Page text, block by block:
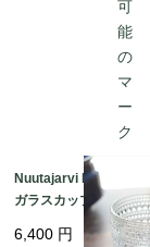
Nuutajarvi Kastehelmi
ガラスカップ ヌータヤ
ルヴィ カステヘルミ A
rabia時代 ヴィンテー
6,400 円